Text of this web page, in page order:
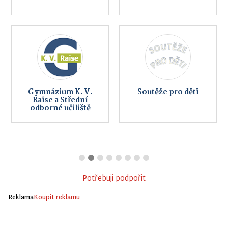
Gymnázium K. V.
Raise a Střední
odborné učiliště
Soutěže pro děti
Potřebuji podpořit
ReklamaKoupit reklamu